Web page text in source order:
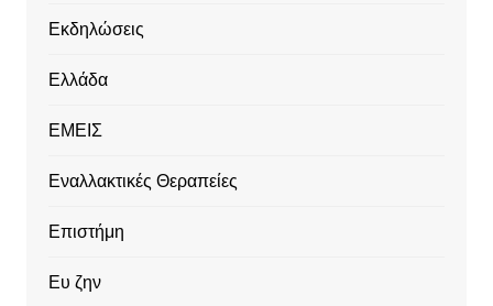
Εκδηλώσεις
Ελλάδα
ΕΜΕΙΣ
Εναλλακτικές Θεραπείες
Επιστήμη
Ευ ζην